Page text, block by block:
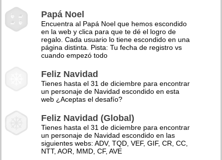
Papá Noel
Encuentra al Papá Noel que hemos escondido
en la web y clica para que te dé el logro de
regalo. Cada usuario lo tiene escondido en una
página distinta. Pista: Tu fecha de registro vs
cuando empezó todo
Feliz Navidad
Tienes hasta el 31 de diciembre para encontrar
un personaje de Navidad escondido en esta
web ¿Aceptas el desafío?
Feliz Navidad (Global)
Tienes hasta el 31 de diciembre para encontrar
un personaje de Navidad escondido en las
siguientes webs: ADV, TQD, VEF, GIF, CR, CC,
NTT, AOR, MMD, CF, AVE